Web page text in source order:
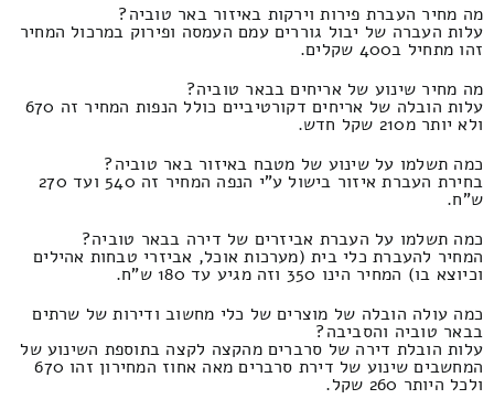
מה מחיר העברת פירות וירקות באיזור באר טוביה?
עלות העברה של יבול גוררים עמם העמסה ופירוק במרכול המחיר
זהו מתחיל ב400 שקלים.
מה מחיר שינוע של אריחים בבאר טוביה?
עלות הובלה של אריחים דקורטיביים כולל הנפות המחיר זה 670
ולא יותר מ210 שקל חדש.
כמה תשלמו על שינוע של מטבח באיזור באר טוביה?
בחירת העברת איזור בישול ע"י הנפה המחיר זה 540 ועד 270
ש"ח.
כמה תשלמו על העברת אביזרים של דירה בבאר טוביה?
המחיר להעברת כלי בית (מערכות אוכל, אביזרי טבחות אהילים
וכיוצא בו) המחיר הינו 350 וזה מגיע עד 180 ש"ח.
כמה עולה הובלה של מוצרים של כלי מחשוב ודירות של שרתים
בבאר טוביה והסביבה?
עלות הובלת דירה של סרברים מהקצה לקצה בתוספת השינוע של
המחשבים שינוע של דירת סרברים מאה אחוז המחירון זהו 670
ולכל היותר 260 שקל.